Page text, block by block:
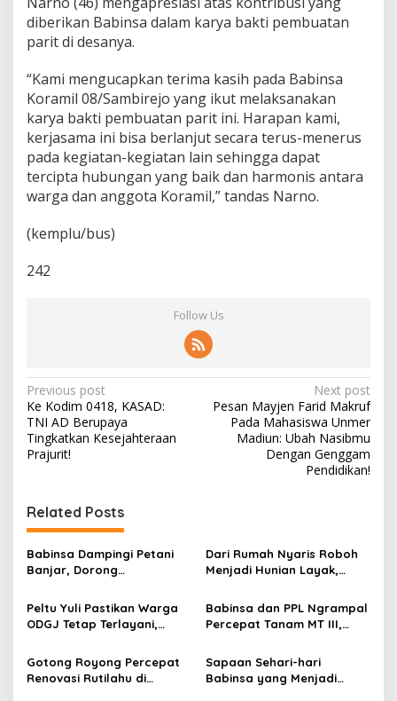
diberikan Babinsa dalam karya bakti pembuatan
parit di desanya.
“Kami mengucapkan terima kasih pada Babinsa
Koramil 08/Sambirejo yang ikut melaksanakan
karya bakti pembuatan parit ini. Harapan kami,
kerjasama ini bisa berlanjut secara terus-menerus
pada kegiatan-kegiatan lain sehingga dapat
tercipta hubungan yang baik dan harmonis antara
warga dan anggota Koramil,” tandas Narno.
(kemplu/bus)
242
Follow Us
P
o
s
a
v
i
a
i
Previous post
Ke Kodim 0418, KASAD:
TNI AD Berupaya
Tingkatkan Kesejahteraan
Prajurit!
Next post
Pesan Mayjen Farid Makruf
Pada Mahasiswa Unmer
Madiun: Ubah Nasibmu
Dengan Genggam
Pendidikan!
Related Posts
Babinsa Dampingi Petani
Banjar, Dorong
Ketahanan Pangan
Dari Rumah Nyaris Roboh
Menjadi Hunian Layak,
Wujudkan Harapan Ibu Feri
Peltu Yuli Pastikan Warga
ODGJ Tetap Terlayani,
Tengah Masyarakat
Babinsa dan PPL Ngrampal
Percepat Tanam MT III,
Tanam di Sragen
Gotong Royong Percepat
Renovasi Rutilahu di
Sapaan Sehari-hari
Babinsa yang Menjadi